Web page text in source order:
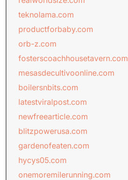
teknolama.com
productforbaby.com
orb-z.com
fosterscoachhousetavern.com
mesasdecultivoonline.com
boilersnbits.com
latestviralpost.com
newfreearticle.com
blitzpowerusa.com
gardenofeaten.com
hycys05.com
onemoremilerunning.com